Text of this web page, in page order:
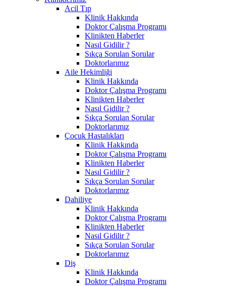
Acil Tıp
Klinik Hakkında
Doktor Çalışma Programı
Klinikten Haberler
Nasıl Gidilir ?
Sıkça Sorulan Sorular
Doktorlarımız
Aile Hekimliği
Klinik Hakkında
Doktor Çalışma Programı
Klinikten Haberler
Nasıl Gidilir ?
Sıkça Sorulan Sorular
Doktorlarımız
Çocuk Hastalıkları
Klinik Hakkında
Doktor Çalışma Programı
Klinikten Haberler
Nasıl Gidilir ?
Sıkça Sorulan Sorular
Doktorlarımız
Dahiliye
Klinik Hakkında
Doktor Çalışma Programı
Klinikten Haberler
Nasıl Gidilir ?
Sıkça Sorulan Sorular
Doktorlarımız
Diş
Klinik Hakkında
Doktor Çalışma Programı